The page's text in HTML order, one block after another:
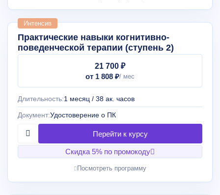
Интенсив
Практические навыки когнитивно-
поведенческой терапии (ступень 2)
21 700 ₽
от 1 808 ₽
Длительность:1 месяц / 38 ак. часов
Документ:Удостоверение о ПК
Скидка 5% по промокоду
Посмотреть программу